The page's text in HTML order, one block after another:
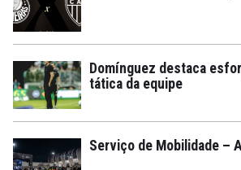
Domínguez destaca
tática da equipe
Serviço de Mobilidade –